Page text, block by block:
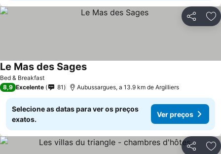
Partilhar
Bed & Breakfast
Le Mas des Sages
8,9 Excelente 81 Aubussargues, a 13.9 km de Argilliers
Selecione as datas para ver os preços
exatos.
Ver preços
Partilhar